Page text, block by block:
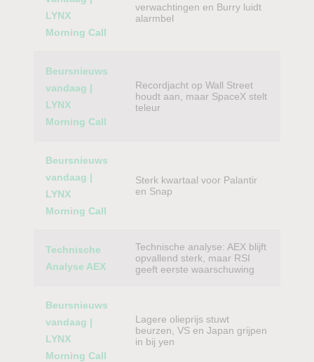
LYNX
Morning Call
verwachtingen en Burry luidt
alarmbel
Beursnieuws
vandaag |
LYNX
Morning Call
Recordjacht op Wall Street
houdt aan, maar SpaceX stelt
teleur
Beursnieuws
vandaag |
LYNX
Morning Call
Sterk kwartaal voor Palantir
en Snap
Technische
Analyse AEX
Technische analyse: AEX blijft
opvallend sterk, maar RSI
geeft eerste waarschuwing
Beursnieuws
vandaag |
LYNX
Morning Call
Lagere olieprijs stuwt
beurzen, VS en Japan grijpen
in bij yen